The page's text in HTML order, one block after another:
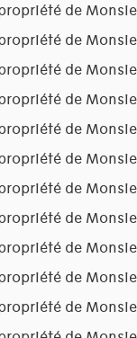
de
de
de
de
de
de
de
de
de
de
de